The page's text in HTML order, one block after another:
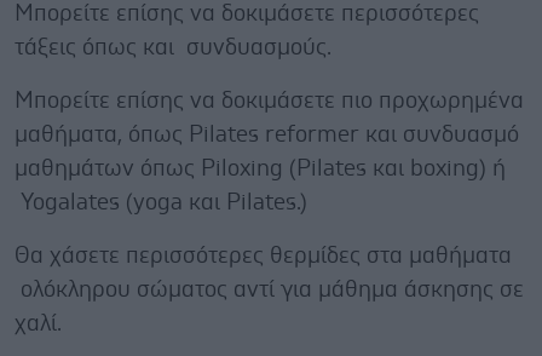
Μπορείτε επίσης να δοκιμάσετε περισσότερες
τάξεις όπως και συνδυασμούς.
Μπορείτε επίσης να δοκιμάσετε πιο προχωρημένα
μαθήματα, όπως Pilates reformer και συνδυασμό
μαθημάτων όπως Piloxing (Pilates και boxing) ή
Yogalates (yoga και Pilates.)
Θα χάσετε περισσότερες θερμίδες στα μαθήματα
ολόκληρου σώματος αντί για μάθημα άσκησης σε
χαλί.